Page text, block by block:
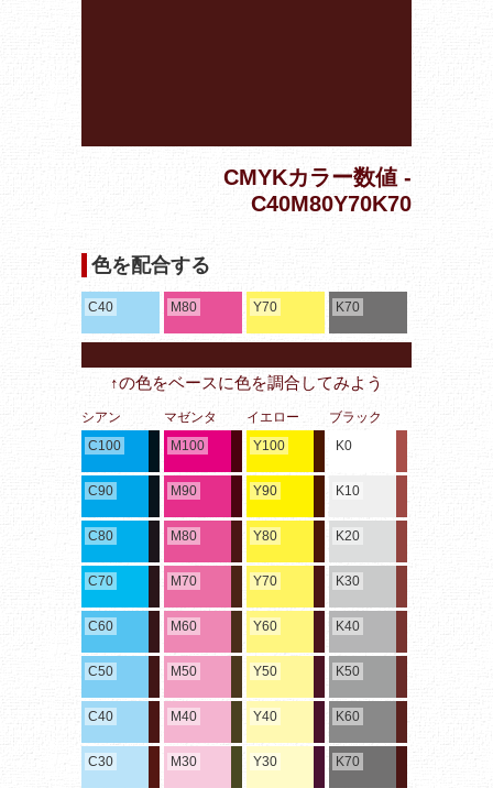
CMYKカラー数値 -
C40M80Y70K70
色を配合する
C40 M80 Y70 K70
↑の色をベースに色を調合してみよう
シアン
C100
C90
C80
C70
C60
C50
C40
C30
マゼンタ
M100
M90
M80
M70
M60
M50
M40
M30
イエロー
Y100
Y90
Y80
Y70
Y60
Y50
Y40
Y30
ブラック
K0
K10
K20
K30
K40
K50
K60
K70